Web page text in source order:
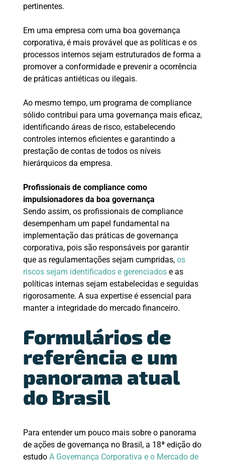
pertinentes.
Em uma empresa com uma boa governança
corporativa, é mais provável que as políticas e os
processos internos sejam estruturados de forma a
promover a conformidade e prevenir a ocorrência
de práticas antiéticas ou ilegais.
Ao mesmo tempo, um programa de compliance
sólido contribui para uma governança mais eficaz,
identificando áreas de risco, estabelecendo
controles internos eficientes e garantindo a
prestação de contas de todos os níveis
hierárquicos da empresa.
Profissionais de compliance como
impulsionadores da boa governança
Sendo assim, os profissionais de compliance
desempenham um papel fundamental na
implementação das práticas de governança
corporativa, pois são responsáveis por garantir
que as regulamentações sejam cumpridas, os
riscos sejam identificados e gerenciadose as
políticas internas sejam estabelecidas e seguidas
rigorosamente. A sua expertise é essencial para
manter a integridade do mercado financeiro.
Formulários de
referência e um
panorama atual
do Brasil
Para entender um pouco mais sobre o panorama
de ações de governança no Brasil, a 18ª edição do
estudo A Governança Corporativa e o Mercado de